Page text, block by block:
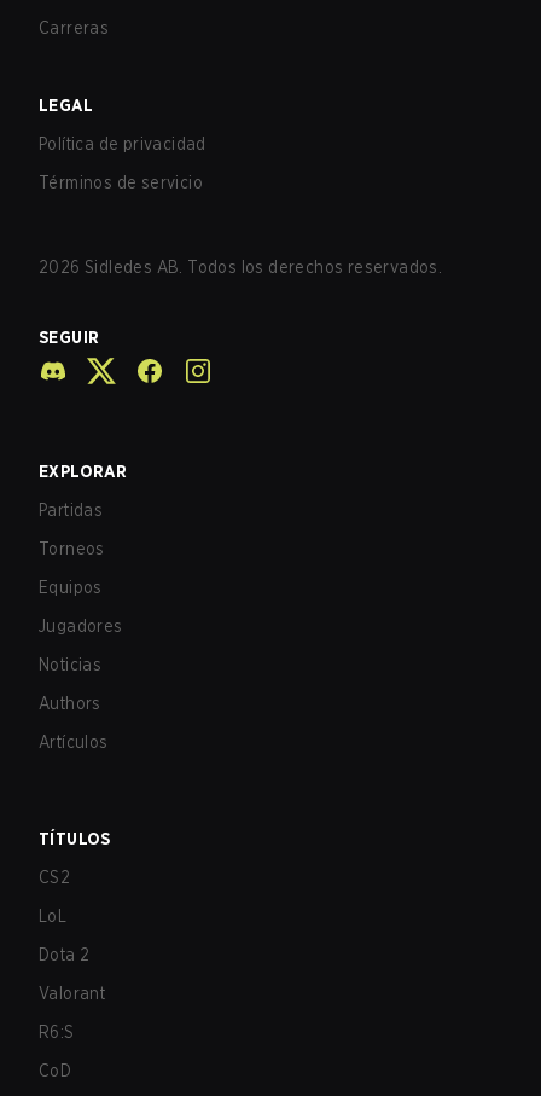
Carreras
LEGAL
Política de privacidad
Términos de servicio
2026 Sidledes AB. Todos los derechos reservados.
SEGUIR
EXPLORAR
Partidas
Torneos
Equipos
Jugadores
Noticias
Authors
Artículos
TÍTULOS
CS2
LoL
Dota 2
Valorant
R6:S
CoD